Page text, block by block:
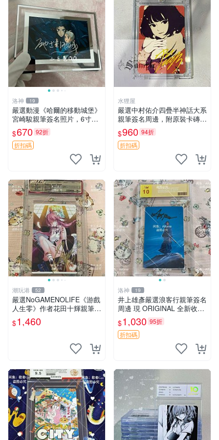
洛神 19
嚴選動漫《哈爾的移動城堡》
宮崎駿親筆簽名照片，6寸含
框珍藏版 哈爾的移動城堡 簽
名照 公仔周邊
$670 92折
折扣碼
水狸屋
嚴選中村佑介四疊半神話大系
親筆簽名周邊，附原裝卡磚
亞克力照片 3寸大小 簽名照
收藏級 周邊商品
$960 94折
折扣碼
潮玩港 52
嚴選NoGAMENOLIFE《游戲
人生零》作者花田十輝親筆簽
名照片，3英寸真品收藏。簽
名經典角色周邊推薦收藏。
$1,460
洛神 19
井上雄彥嚴選浪客行親筆簽名
周邊 現 ORIGINAL 全新收藏
相框附卡磚 尺寸適中 浪客行
筆 記念照
$1,030 95折
折扣碼